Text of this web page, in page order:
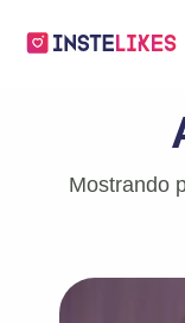
Mostrando